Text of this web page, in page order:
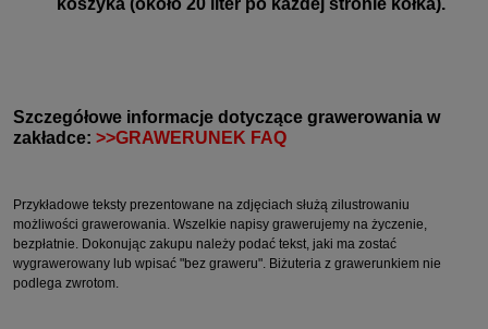
koszyka (około 20 liter po każdej stronie kółka).
Szczegółowe informacje dotyczące grawerowania w
zakładce: >>GRAWERUNEK FAQ
Przykładowe teksty prezentowane na zdjęciach służą zilustrowaniu
możliwości grawerowania. Wszelkie napisy grawerujemy na życzenie,
bezpłatnie. Dokonując zakupu należy podać tekst, jaki ma zostać
wygrawerowany lub wpisać "bez graweru". Biżuteria z grawerunkiem nie
podlega zwrotom.